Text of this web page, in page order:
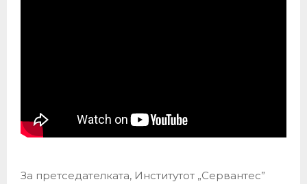
За претседателката, Институтот „Сервантес”